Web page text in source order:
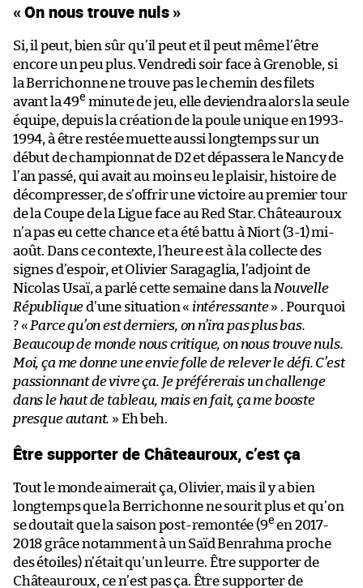
« On nous trouve nuls »
Si, il peut, bien sûr qu’il peut et il peut même l’être
encore un peu plus. Vendredi soir face à Grenoble, si
la Berrichonne ne trouve pas le chemin des filets
avant la 49e minute de jeu, elle deviendra alors la seule
équipe, depuis la création de la poule unique en 1993-
1994, à être restée muette aussi longtemps sur un
début de championnat de D2 et dépassera le Nancy de
l’an passé, qui avait au moins eu le plaisir, histoire de
décompresser, de s’offrir une victoire au premier tour
de la Coupe de la Ligue face au Red Star. Châteauroux
n’a pas eu cette chance et a été battu à Niort (3-1) mi-
août. Dans ce contexte, l’heure est à la collecte des
signes d’espoir, et Olivier Saragaglia, l’adjoint de
Nicolas Usaï, a parlé cette semaine dans la Nouvelle
Républiqued’une situation « intéressante» . Pourquoi
? « Parce qu’on est derniers, on n’ira pas plus bas.
Beaucoup de monde nous critique, on nous trouve nuls.
Moi, ça me donne une envie folle de relever le défi. C’est
passionnant de vivre ça. Je préférerais un challenge
dans le haut de tableau, mais en fait, ça me booste
presque autant. » Eh beh.
Être supporter de Châteauroux, c’est ça
Tout le monde aimerait ça, Olivier, mais il y a bien
longtemps que la Berrichonne ne sourit plus et qu’on
se doutait que la saison post-remontée (9e en 2017-
2018 grâce notamment à un Saïd Benrahma proche
des étoiles) n’était qu’un leurre. Être supporter de
Châteauroux, ce n’est pas ça. Être supporter de